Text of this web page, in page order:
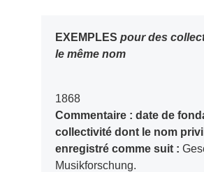
EXEMPLES pour des
le même nom
1868
Commentaire : date de
collectivité dont le nom
enregistré comme suit :
Musikforschung.